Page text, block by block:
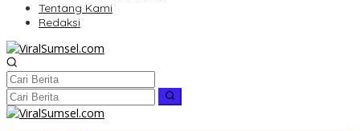
Tentang Kami
Redaksi